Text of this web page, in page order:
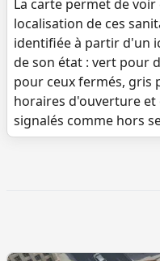
La carte permet de
localisation de ces
identifiée à partir d'un
de son état : vert pour
pour ceux fermés, gris
horaires d'ouverture
signalés comme hors